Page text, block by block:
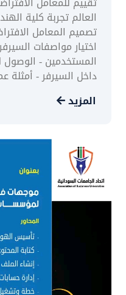
العالم تجربة كلية
تصميم المعامل
اختيار مواصفات
المستخدمين - الوصول
داخل السيرفر - أمثلة
المزيد